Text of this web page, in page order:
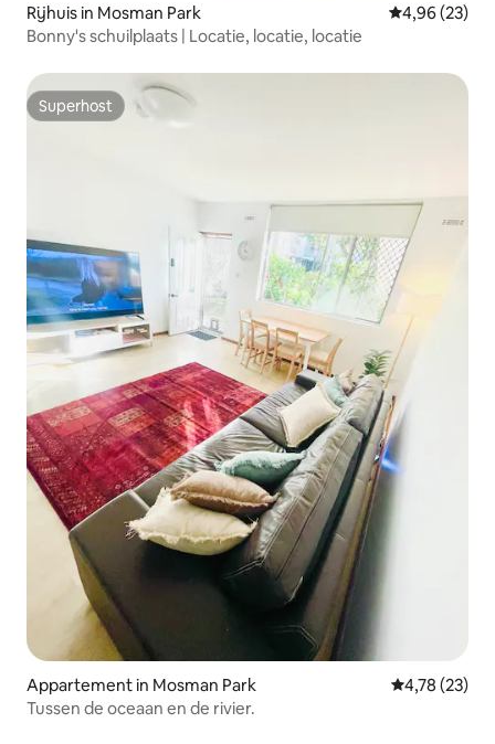
Rijhuis in Mosman Park Gemiddelde
4,96 (23)
Bonny's schuilplaats | Locatie, locatie, locatie
Superhost
Superhost
Appartement in Mosman Park Gemiddelde
4,78 (23)
Tussen de oceaan en de rivier.